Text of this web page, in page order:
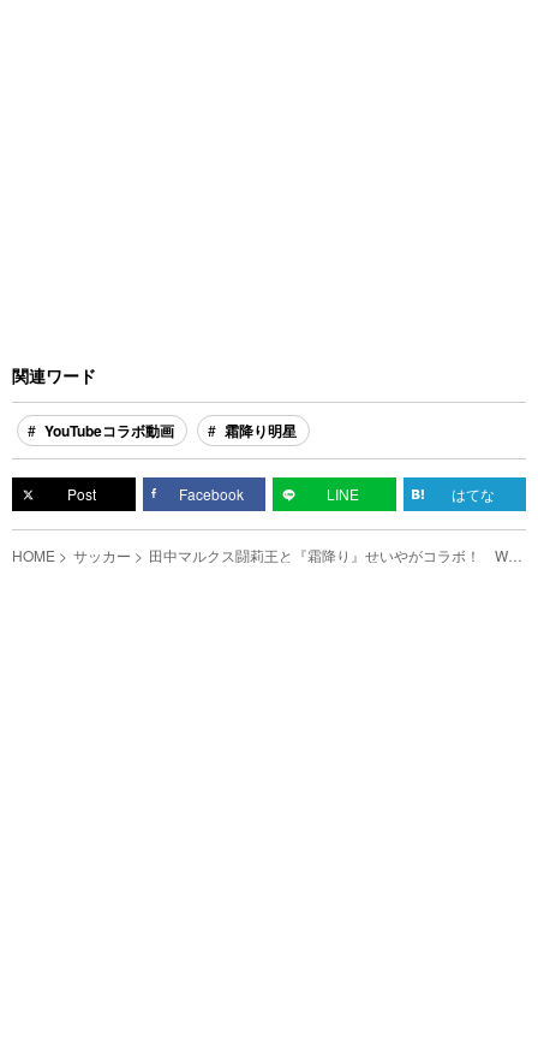
関連ワード
YouTubeコラボ動画 霜降り明星
Post Facebook LINE はてな
HOME サッカー 田中マルクス闘莉王と『霜降り』せいやがコラボ！ W杯
のトークが気になる